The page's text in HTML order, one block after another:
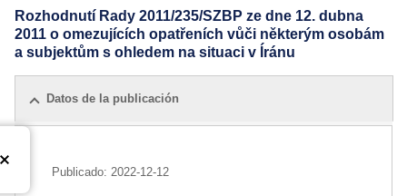
Rozhodnutí Rady 2011/235/SZBP ze dne 12. dubna
2011 o omezujících opatřeních vůči některým osobám
a subjektům s ohledem na situaci v Íránu
Datos de la publicación
Publicado: 2022-12-12